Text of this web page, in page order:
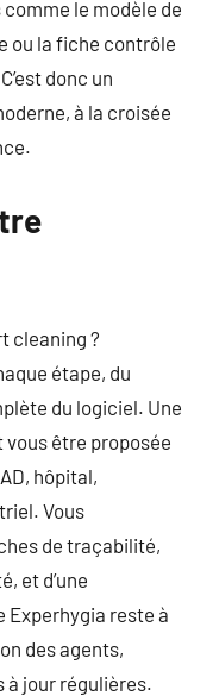
le modèle de
ou la fiche contrôle
donc un
à la croisée
cleaning ?
étape, du
du logiciel. Une
être proposée
hôpital,
Vous
de traçabilité,
et d’une
Experhygia reste à
des agents,
à jour régulières.